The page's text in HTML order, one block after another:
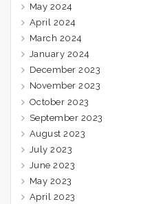
May 2024
April 2024
March 2024
January 2024
December 2023
November 2023
October 2023
September 2023
August 2023
July 2023
June 2023
May 2023
April 2023